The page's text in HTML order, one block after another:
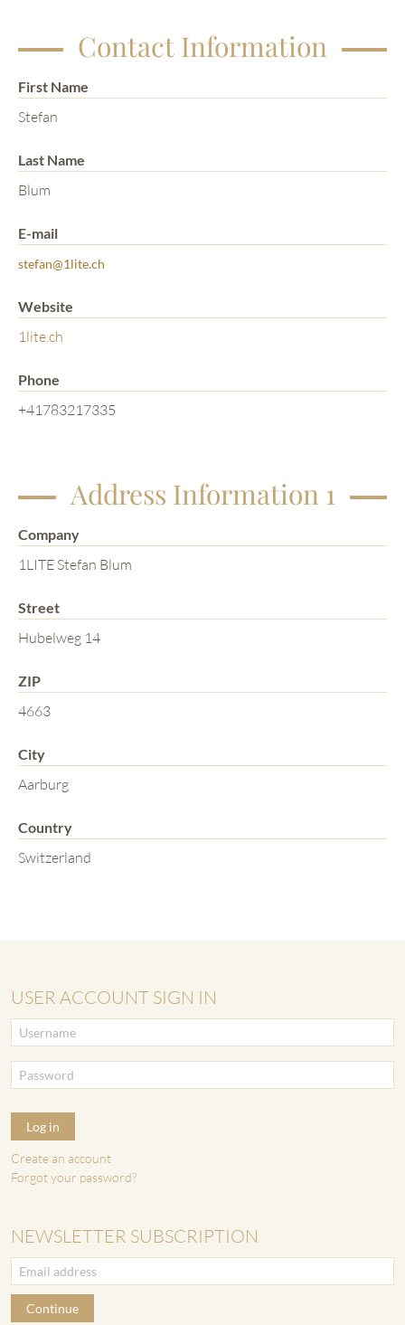
Contact Information
First Name
Stefan
Last Name
Blum
E-mail
stefan@1lite.ch
Website
1lite.ch
Phone
+41783217335
Address Information 1
Company
1LITE Stefan Blum
Street
Hubelweg 14
ZIP
4663
City
Aarburg
Country
Switzerland
USER ACCOUNT SIGN IN
Log in
Create an account
Forgot your password?
NEWSLETTER SUBSCRIPTION
Continue